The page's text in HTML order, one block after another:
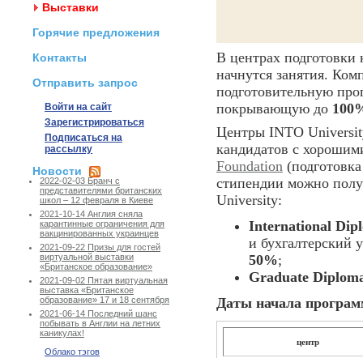
Выставки
Горячие предложения
Контакты
Отправить запрос
Войти на сайт
Зарегистрироваться
Подписаться на
рассылку
Новости
2022-02-03 Бранч с
представителями британских
школ – 12 февраля в Киеве
2021-10-14 Англия сняла
карантинные ограничения для
вакцинированных украинцев
2021-09-22 Призы для гостей
виртуальной выставки
«Британское образование»
2021-09-02 Пятая виртуальная
выставка «Британское
образование» 17 и 18 сентября
2021-06-14 Последний шанс
побывать в Англии на летних
каникулах!
Облако тэгов
В центрах
начнутся занятия.
подготовительную
покрывающую до
Центры INTO
кандидатов с
Foundation
стипендии можно
University:
International
и бухгалтерский
50%;
Graduate
Даты начала
центр